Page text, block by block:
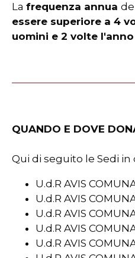
La frequenza annua
essere superiore a 4
uomini e 2 volte
QUANDO E DOVE
Qui di seguito le Sedi in
U.d.R AVIS
U.d.R AVIS
U.d.R AVIS
U.d.R AVIS
U.d.R AVIS